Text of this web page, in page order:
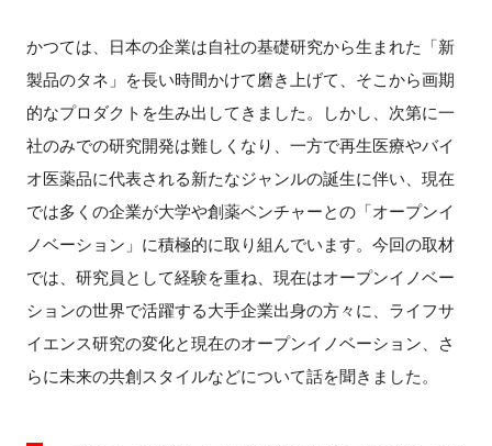
閉じる
かつては、日本の企業は自社の基礎研究から生まれた「新
製品のタネ」を長い時間かけて磨き上げて、そこから画期
的なプロダクトを生み出してきました。しかし、次第に一
社のみでの研究開発は難しくなり、一方で再生医療やバイ
オ医薬品に代表される新たなジャンルの誕生に伴い、現在
では多くの企業が大学や創薬ベンチャーとの「オープンイ
ノベーション」に積極的に取り組んでいます。今回の取材
では、研究員として経験を重ね、現在はオープンイノベー
ションの世界で活躍する大手企業出身の方々に、ライフサ
イエンス研究の変化と現在のオープンイノベーション、さ
らに未来の共創スタイルなどについて話を聞きました。